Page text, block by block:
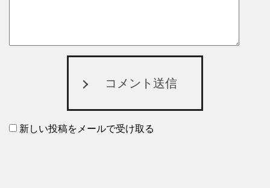
コメント送信
新しい投稿をメールで受け取る